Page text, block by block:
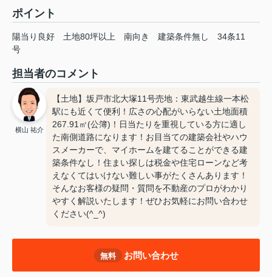
ポイント
陽当り良好 土地80坪以上 南向き 建築条件無し
34条11
号
担当者のコメント
横山 祐介
【土地】坂戸市北大塚11号売地：東武越生線一本松
駅にも近くて便利！広さの心配がいらない土地面積
267.91㎡(公簿)！日当たりを重視している方に適し
た南側道路になります！お目当ての建築会社やハウ
スメーカーで、マイホームを建てることができる建
築条件なし！住まい探しは税金や住宅ローンなど考
えなくてはいけない難しい事がたくさんあります！
そんなお客様の疑問・質問を不動産のプロがわかり
やすく解説いたします！ぜひお気軽にお問い合わせ
ください(^_^)
無料 お問い合わせ